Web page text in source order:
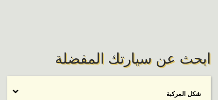
ابحث عن سيارتك المفضلة
شكل المركبة